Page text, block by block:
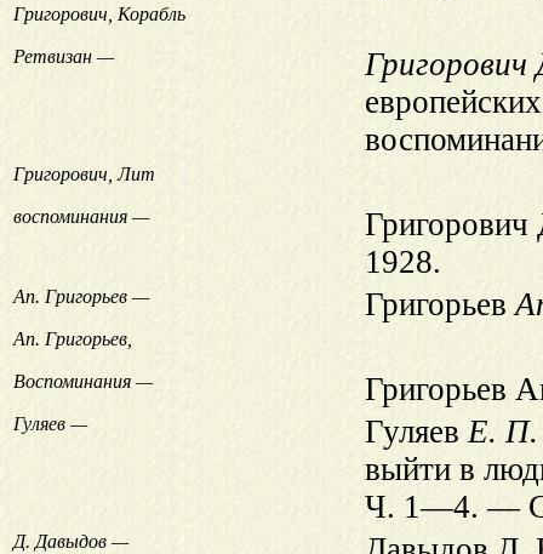
Григорович, Корабль
Ретвизан —
Григорович
Григорович, Лит
воспоминания —
1928.
Ап. Григорьев — Григорьев
Ап. Григорьев,
Воспоминания — Григорьев
Гуляев — ГуляевЕ. П.
выйти в
Ч. 1—4. —
Д. Давыдов —